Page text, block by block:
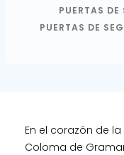
PUERTAS
PUERTAS DE
En el corazón de
Coloma de